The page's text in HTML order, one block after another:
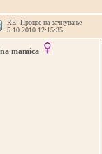
RE: Процес на зачнување
5.10.2010 12:15:35
mamica